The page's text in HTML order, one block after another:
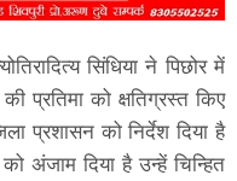
सिंधिया ने पिछोर में
प्रतिमा को क्षतिग्रस्त किए
प्रशासन को निर्देश दिया है
अंजाम दिया है उन्हें चिन्हित